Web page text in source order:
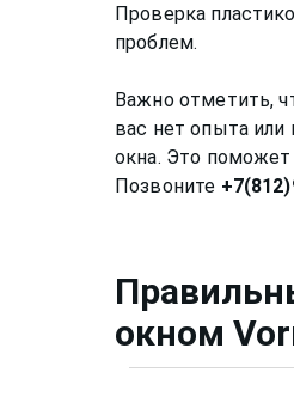
Проверка
проблем.
Важно отметить,
вас нет опыта
окна. Это поможет
Позвоните
окном